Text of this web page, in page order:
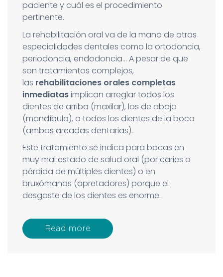
paciente y cuál es el procedimiento
pertinente.
La rehabilitación oral va de la mano de otras
especialidades dentales como la ortodoncia,
periodoncia, endodoncia… A pesar de que
son tratamientos complejos,
las rehabilitaciones orales completas
inmediatasimplican arreglar todos los
dientes de arriba (maxilar), los de abajo
(mandíbula), o todos los dientes de la boca
(ambas arcadas dentarias).
Este tratamiento se indica para bocas en
muy mal estado de salud oral (por caries o
pérdida de múltiples dientes) o en
bruxómanos (apretadores) porque el
desgaste de los dientes es enorme.
Read more